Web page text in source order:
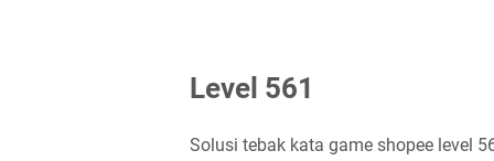
Level 561
Solusi tebak kata game shopee level